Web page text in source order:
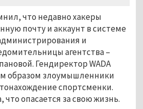
что недавно хакеры
почту и аккаунт в системе
и
агентства –
Гендиректор WADA
образом злоумышленники
спортсменки.
что опасается за свою жизнь.